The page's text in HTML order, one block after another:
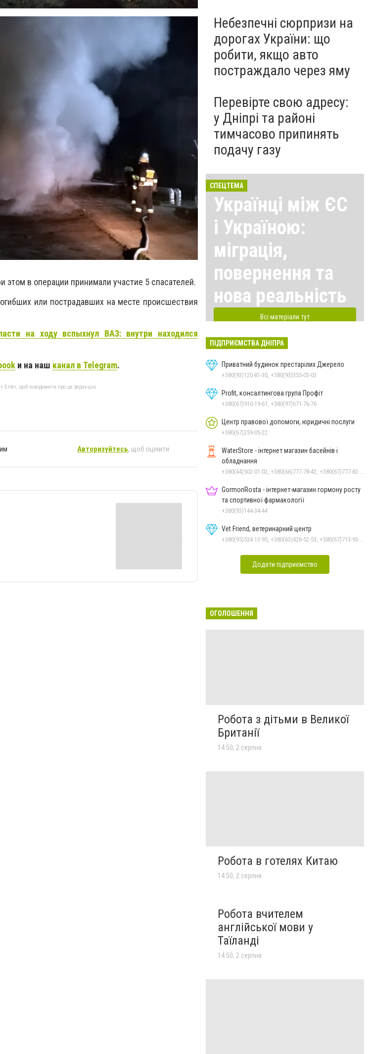
в операции принимали участие 5 спасателей.
или пострадавших на месте происшествия
на ходу вспыхнул ВАЗ: внутри находился
и на наш канал в Telegram.
Enter, щоб повідомити про це редакцію
Авторизуйтесь, щоб оцінити
Небезпечні сюрпризи на
дорогах України: що
робити, якщо авто
постраждало через яму
Перевірте свою адресу:
у Дніпрі та районі
тимчасово припинять
подачу газу
СПЕЦТЕМА
Українці між ЄС
і Україною:
міграція,
повернення та
нова реальність
Всі матеріали тут
ПІДПРИЄМСТВА ДНІПРА
Приватний будинок престарілих Джерело
+380(93)120-81-30, +380(93)355-03-03
Profit, консалтингова група Профіт
+380(67)910-19-61, +380(97)671-76-76
Центр правової допомоги, юридичні послуги
+380(67)259-05-22
WaterStore - інтернет магазин басейнів і
обладнання
GormonRosta - інтернет-магазин гормону росту
та спортивної фармакології
+380(93)144-34-44
Vet Friend, ветеринарний центр
Додати підприємство
ОГОЛОШЕННЯ
Робота з дітьми в Великої
Британії
14:50, 2 серпня
Робота в готелях Китаю
14:50, 2 серпня
Робота вчителем
англійської мови у
Таїланді
14:50, 2 серпня